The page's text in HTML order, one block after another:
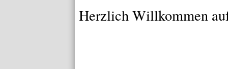
Herzlich Willkommen